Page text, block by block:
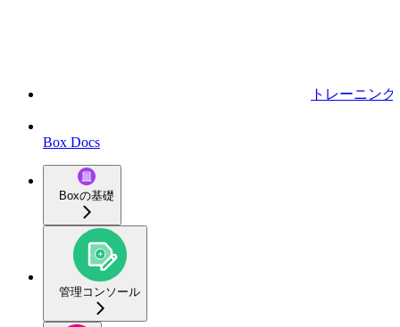
トレーニング
Box Docs
Boxの基礎
管理コンソール